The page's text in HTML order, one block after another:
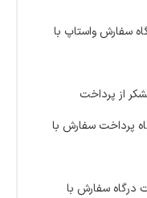
سفارش واستاپ با
از پرداخت
پرداخت سفارش با
درگاه سفارش با